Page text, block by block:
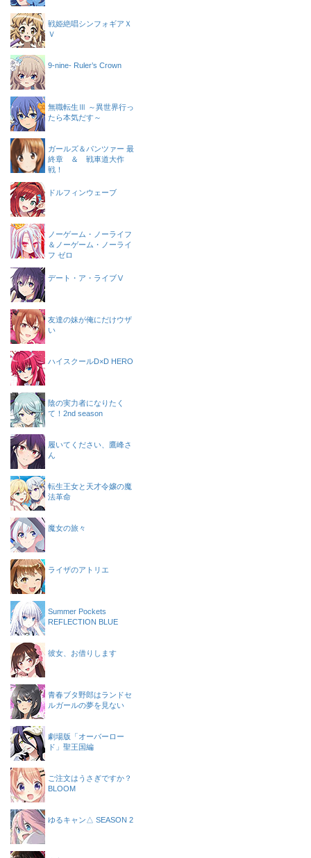
戦姫絶唱シンフォギアＸ
Ｖ
9-nine- Ruler’s Crown
無職転生Ⅲ ～異世界行っ
たら本気だす～
ガールズ＆パンツァー 最
終章 ＆ 戦車道大作
戦！
ドルフィンウェーブ
ノーゲーム・ノーライフ
＆ノーゲーム・ノーライ
フ ゼロ
デート・ア・ライブⅤ
友達の妹が俺にだけウザ
い
ハイスクールD×D HERO
陰の実力者になりたく
て！2nd season
履いてください、鷹峰さ
ん
転生王女と天才令嬢の魔
法革命
魔女の旅々
ライザのアトリエ
Summer Pockets
REFLECTION BLUE
彼女、お借りします
青春ブタ野郎はランドセ
ルガールの夢を見ない
劇場版「オーバーロー
ド」聖王国編
ご注文はうさぎですか？
BLOOM
ゆるキャン△ SEASON 2